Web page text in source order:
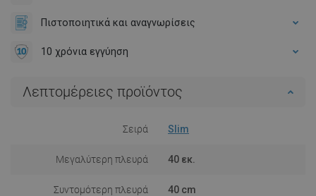
Πιστοποιητικά και αναγνωρίσεις
10 χρόνια εγγύηση
Λεπτομέρειες προϊόντος
Σειρά Slim
Μεγαλύτερη πλευρά 40 εκ.
Συντομότερη πλευρά 40 cm